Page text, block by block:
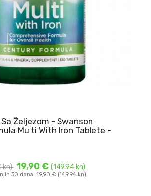
Željezom - Swanson
Multi With Iron Tablete -
kn) 19,90 €(149.94 kn)
30 dana: 19,90 € (149.94 kn)